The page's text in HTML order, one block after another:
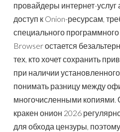
провайдеры интернет-услуг
доступ к Onion-ресурсам,
специального
Browser остается
тех, кто хочет сохранить
при наличии
понимать разницу между
многочисленными
кракен онион 2026
для обхода цензуры,